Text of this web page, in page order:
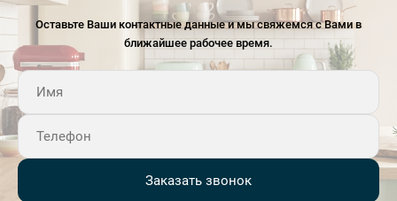
Оставьте Ваши контактные данные и мы свяжемся с Вами в
ближайшее рабочее время.
Заказать звонок